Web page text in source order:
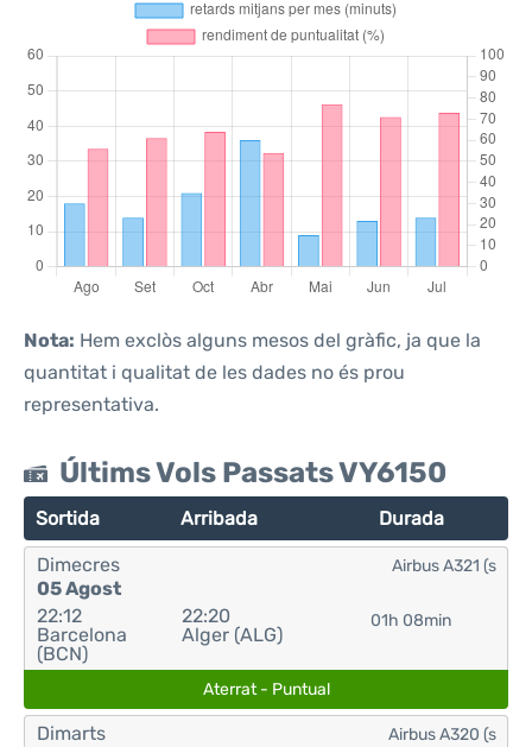
Nota: Hem exclòs alguns mesos del gràfic, ja que la
quantitat i qualitat de les dades no és prou
representativa.
Últims Vols Passats VY6150
Sortida Arribada Durada
Dimecres
05 Agost
22:12
Barcelona
(BCN)
22:20
Alger (ALG)
01h 08min
Airbus A321 (s
Aterrat - Puntual
Dimarts
Airbus A320 (s